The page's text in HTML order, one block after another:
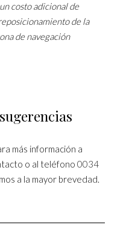
costo adicional de
de la
de navegación
más información a
o al teléfono 0034
a la mayor brevedad.